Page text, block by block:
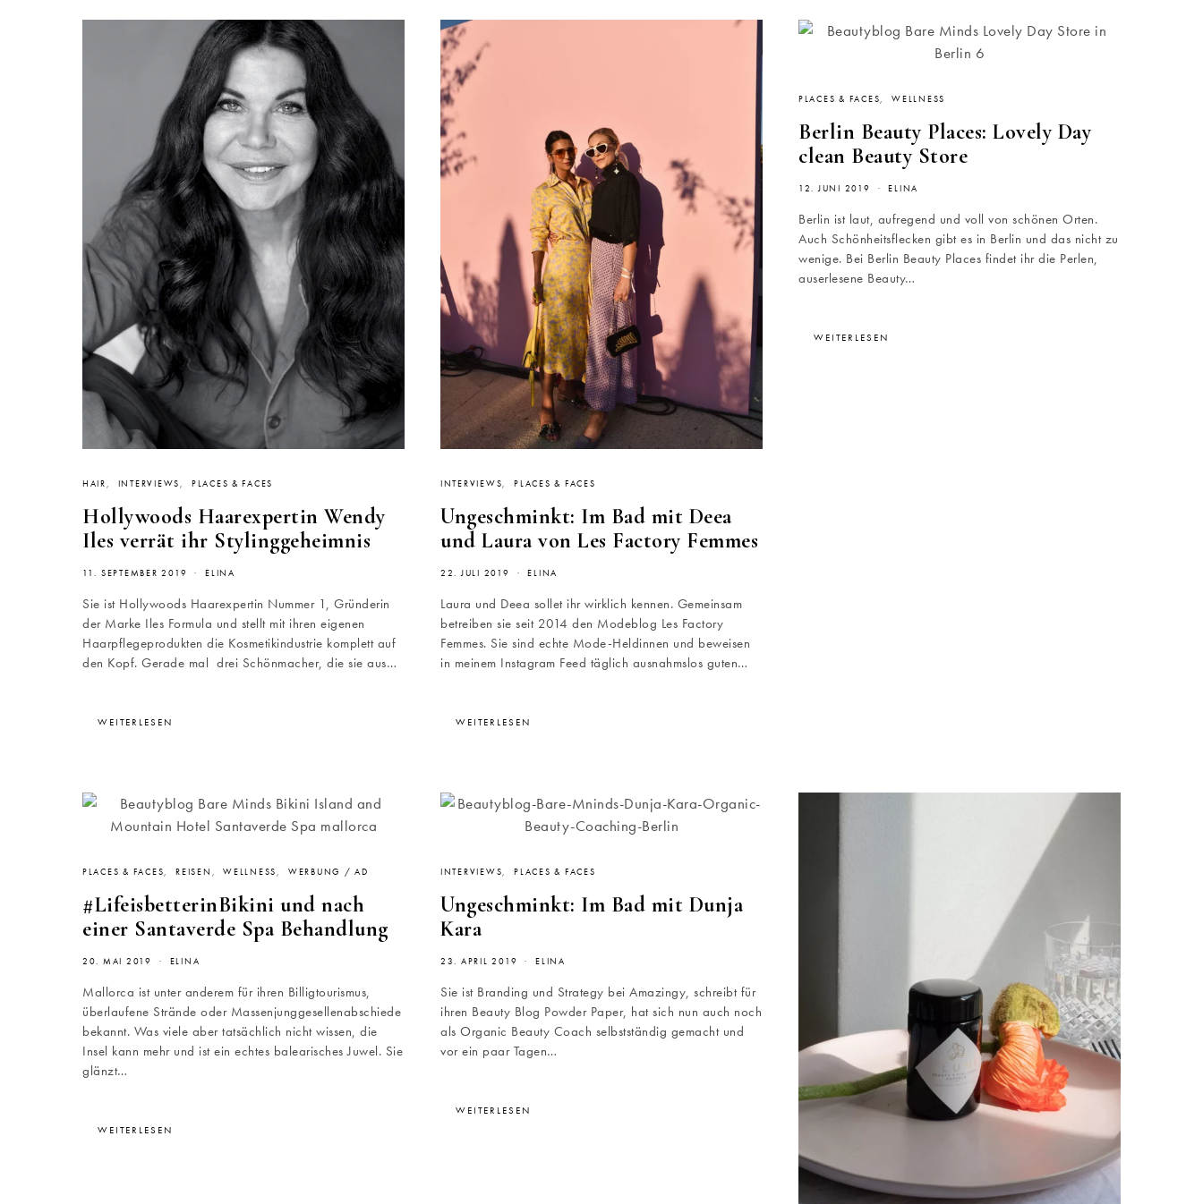
HAIR INTERVIEWS PLACES & FACES
Hollywoods Haarexpertin Wendy
Iles verrät ihr Stylinggeheimnis
11. SEPTEMBER 2019 ELINA
Sie ist Hollywoods Haarexpertin Nummer 1, Gründerin
der Marke Iles Formula und stellt mit ihren eigenen
Haarpflegeprodukten die Kosmetikindustrie komplett auf
den Kopf. Gerade mal drei Schönmacher, die sie aus…
WEITERLESEN
INTERVIEWS PLACES & FACES
Ungeschminkt: Im Bad mit Deea
und Laura von Les Factory Femmes
22. JULI 2019 ELINA
Laura und Deea sollet ihr wirklich kennen. Gemeinsam
betreiben sie seit 2014 den Modeblog Les Factory
Femmes. Sie sind echte Mode-Heldinnen und beweisen
in meinem Instagram Feed täglich ausnahmslos guten…
WEITERLESEN
PLACES & FACES WELLNESS
Berlin Beauty Places: Lovely Day
clean Beauty Store
12. JUNI 2019 ELINA
Berlin ist laut, aufregend und voll von schönen Orten.
Auch Schönheitsflecken gibt es in Berlin und das nicht zu
wenige. Bei Berlin Beauty Places findet ihr die Perlen,
auserlesene Beauty…
WEITERLESEN
PLACES & FACES REISEN WELLNESS WERBUNG / AD
#LifeisbetterinBikini und nach
einer Santaverde Spa Behandlung
20. MAI 2019 ELINA
Mallorca ist unter anderem für ihren Billigtourismus,
überlaufene Strände oder Massenjunggesellenabschiede
bekannt. Was viele aber tatsächlich nicht wissen, die
Insel kann mehr und ist ein echtes balearisches Juwel. Sie
glänzt…
WEITERLESEN
INTERVIEWS PLACES & FACES
Ungeschminkt: Im Bad mit Dunja
Kara
23. APRIL 2019 ELINA
Sie ist Branding und Strategy bei Amazingy, schreibt für
ihren Beauty Blog Powder Paper, hat sich nun auch noch
als Organic Beauty Coach selbstständig gemacht und
vor ein paar Tagen…
WEITERLESEN